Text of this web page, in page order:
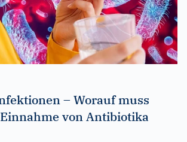
– Worauf muss
von Antibiotika